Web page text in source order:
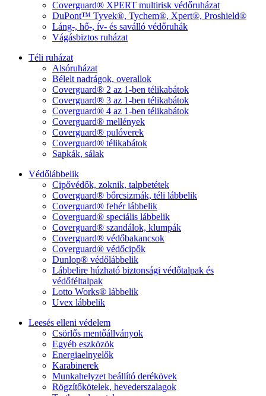
Coverguard® XPERT multirisk védőruházat
DuPont™ Tyvek®, Tychem®, Xpert®, Proshield®
Láng-, hő-, ív- és saválló védőruhák
Vágásbiztos ruházat
Téli ruházat
Alsóruházat
Bélelt nadrágok, overallok
Coverguard® 2 az 1-ben télikabátok
Coverguard® 3 az 1-ben télikabátok
Coverguard® 4 az 1-ben télikabátok
Coverguard® mellények
Coverguard® pulóverek
Coverguard® télikabátok
Sapkák, sálak
Védőlábbelik
Cipővédők, zoknik, talpbetétek
Coverguard® bőrcsizmák, téli lábbelik
Coverguard® fehér lábbelik
Coverguard® speciális lábbelik
Coverguard® szandálok, klumpák
Coverguard® védőbakancsok
Coverguard® védőcipők
Dunlop® védőlábbelik
Lábbelire húzható biztonsági védőtalpak és
védőféltalpak
Lotto Works® lábbelik
Uvex lábbelik
Leesés elleni védelem
Csörlős mentőállványok
Egyéb eszközök
Energiaelnyelők
Karabinerek
Munkahelyzet beállító derékövek
Rögzítőkötelek, hevederszalagok